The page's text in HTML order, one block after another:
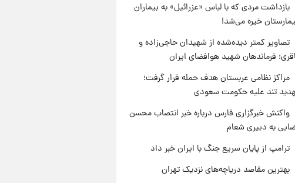
بازداشت مردی که با لباس «عزرائیل» به بیماران
خیره می‌شد!
تصاویر کمتر دیده‌شده از شهیدان حاجی‌زاده و
فرماندهان شهید هوافضای ایران
مراکز نظامی عربستان هدف حمله قرار گرفت؛
تند علیه حکومت سعودی
واکنش خبرگزاری فارس درباره خبر انتصاب محسن
به دبیری شعام
ترامپ از پایان سریع جنگ با ایران خبر داد
بهترین مقاصد دریاچه‌های نزدیک تهران